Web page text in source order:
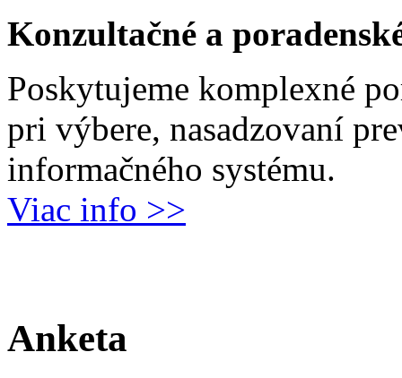
Konzultačné a
Poskytujeme komplexné
pri výbere, nasadzovaní
informačného systému.
Viac info >>
Anketa